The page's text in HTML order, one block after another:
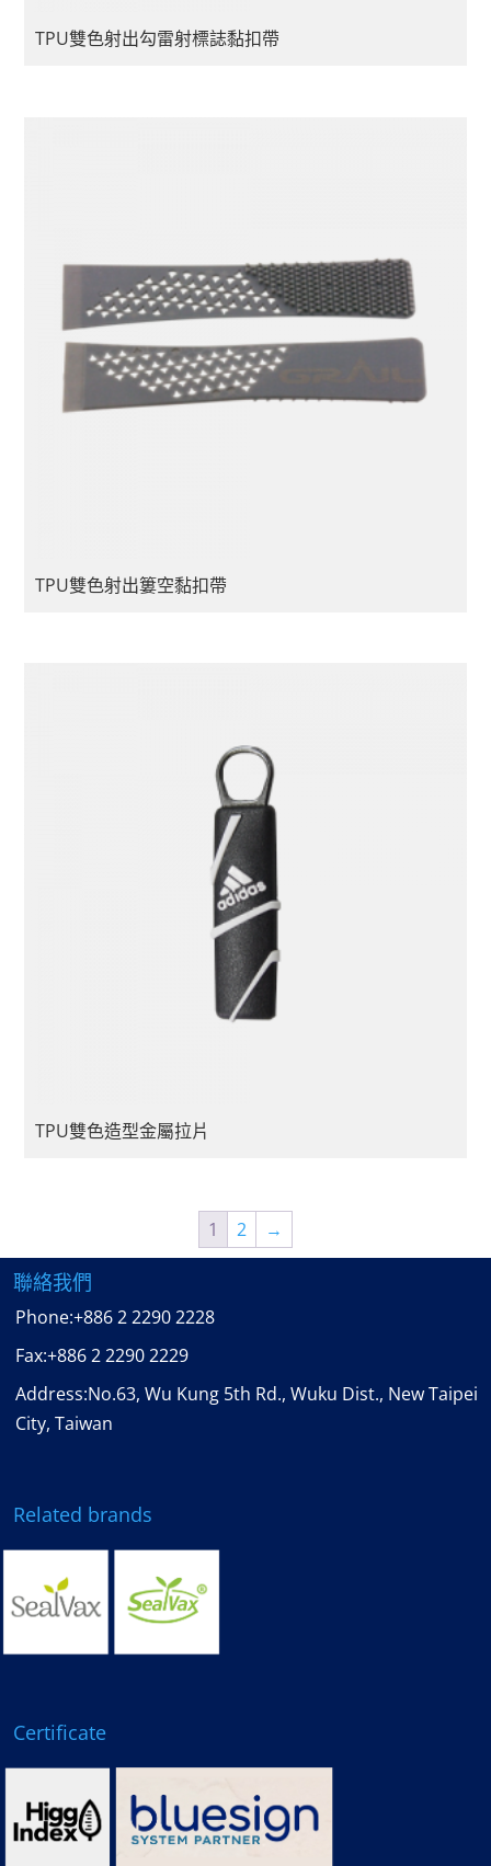
TPU雙色射出勾雷射標誌黏扣帶
TPU雙色射出簍空黏扣帶
TPU雙色造型金屬拉片
1 2 →
聯絡我們
Phone:+886 2 2290 2228
Fax:+886 2 2290 2229
Address:No.63, Wu Kung 5th Rd., Wuku Dist., New Taipei
City, Taiwan
Related brands
Certificate